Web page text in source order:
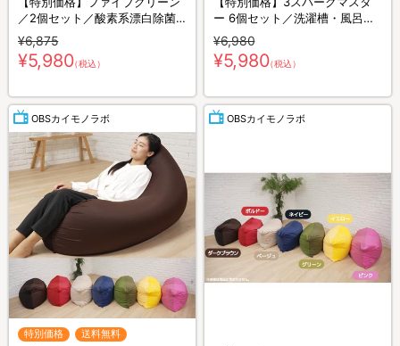
／2個セット／酸素系漂白除菌
洗浄剤／送料無料
¥6,875
¥5,980（税込）
ー 6個セット／洗濯槽・風呂釜
用 洗浄剤
¥6,980
¥5,980（税込）
OBSカイモノラボ
特別価格 送料無料
OBSカイモノラボ